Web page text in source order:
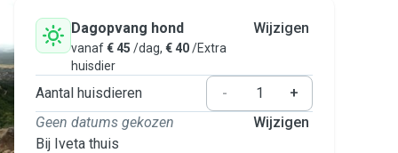
Dagopvang hond
vanaf€ 45 /dag, € 40/Extra
huisdier
Wijzigen
Aantal huisdieren -
+
Geen datums gekozen
Bij Iveta thuis
Wijzigen